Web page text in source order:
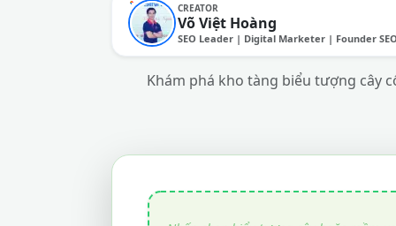
CREATOR
Võ Việt Hoàng
SEO Leader | Digital Marketer | Founder
Khám phá kho tàng biểu tượng cây